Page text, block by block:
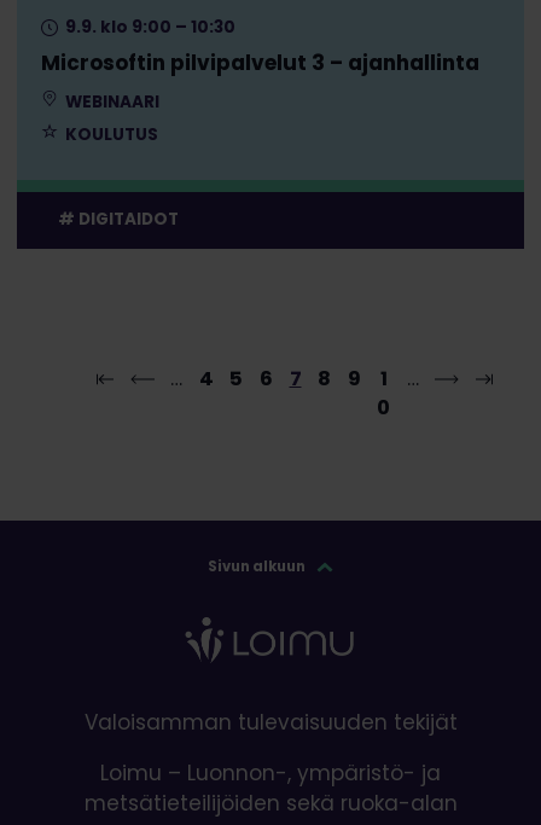
Microsoftin pilvipalvelut 3 – ajanhallinta
9.9. klo 9:00 – 10:30
WEBINAARI
KOULUTUS
DIGITAIDOT
… 4 5 6 7 8 9
1
0
…
Sivun alkuun
Valoisamman tulevaisuuden tekijät
Loimu – Luonnon-, ympäristö- ja
metsätieteilijöiden sekä ruoka-alan